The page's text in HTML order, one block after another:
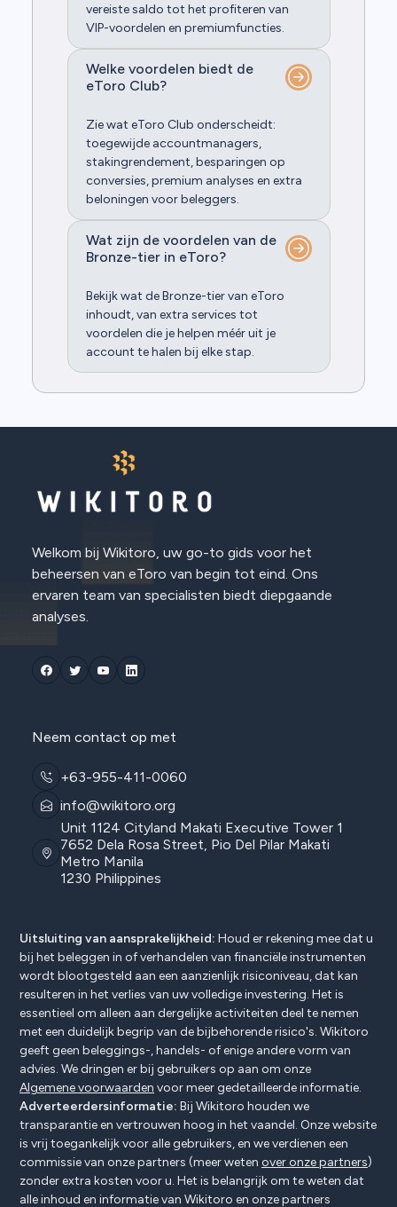
vereiste saldo tot het profiteren van
VIP-voordelen en premiumfuncties.
Welke voordelen biedt de
eToro Club?
Zie wat eToro Club onderscheidt:
toegewijde accountmanagers,
stakingrendement, besparingen op
conversies, premium analyses en extra
beloningen voor beleggers.
Wat zijn de voordelen van de
Bronze-tier in eToro?
Bekijk wat de Bronze-tier van eToro
inhoudt, van extra services tot
voordelen die je helpen méér uit je
account te halen bij elke stap.
Welkom bij Wikitoro, uw go-to gids voor het
beheersen van eToro van begin tot eind. Ons
ervaren team van specialisten biedt diepgaande
analyses.
Neem contact op met
+63-955-411-0060
info@wikitoro.org
Unit 1124 Cityland Makati Executive Tower 1
7652 Dela Rosa Street, Pio Del Pilar Makati
Metro Manila
1230 Philippines
Uitsluiting van aansprakelijkheid: Houd er rekening mee dat u
bij het beleggen in of verhandelen van financiële instrumenten
wordt blootgesteld aan een aanzienlijk risiconiveau, dat kan
resulteren in het verlies van uw volledige investering. Het is
essentieel om alleen aan dergelijke activiteiten deel te nemen
met een duidelijk begrip van de bijbehorende risico's. Wikitoro
geeft geen beleggings-, handels- of enige andere vorm van
advies. We dringen er bij gebruikers op aan om onze
Algemene voorwaarden voor meer gedetailleerde informatie.
Adverteerdersinformatie: Bij Wikitoro houden we
transparantie en vertrouwen hoog in het vaandel. Onze website
is vrij toegankelijk voor alle gebruikers, en we verdienen een
commissie van onze partners (meer weten over onze partners)
zonder extra kosten voor u. Het is belangrijk om te weten dat
alle inhoud en informatie van Wikitoro en onze partners